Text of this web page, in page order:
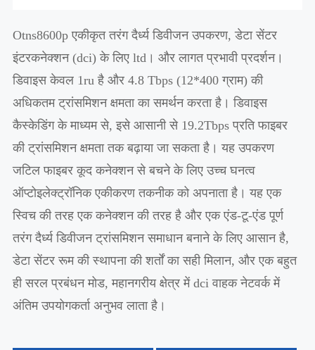
Otns8600p एकीकृत तरंग दैर्ध्य डिवीजन उपकरण, डेटा सेंटर
इंटरकनेक्शन (dci) के लिए ltd। और लागत प्रभावी प्रदर्शन।
डिवाइस केवल 1ru है और 4.8 Tbps (12*400 ग्राम) की
अधिकतम ट्रांसमिशन क्षमता का समर्थन करता है। डिवाइस
कैस्केडिंग के माध्यम से, इसे आसानी से 19.2Tbps प्रति फाइबर
की ट्रांसमिशन क्षमता तक बढ़ाया जा सकता है। यह उपकरण
जटिल फाइबर कूद कनेक्शन से बचने के लिए उच्च घनत्व
ऑप्टोइलेक्ट्रॉनिक एकीकरण तकनीक को अपनाता है। यह एक
स्विच की तरह एक कनेक्शन की तरह है और एक एंड-टू-एंड पूर्ण
तरंग दैर्ध्य डिवीजन ट्रांसमिशन समाधान बनाने के लिए आसान है,
डेटा सेंटर रूम की स्थापना की शर्तों का सही मिलान, और एक बहुत
ही सरल प्रबंधन मोड, महानगरीय क्षेत्र में dci वाहक नेटवर्क में
अंतिम उपयोगकर्ता अनुभव लाता है।